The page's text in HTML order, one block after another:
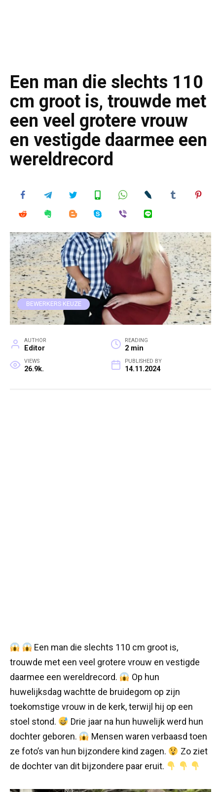
Een man die slechts 110
cm groot is, trouwde met
een veel grotere vrouw
en vestigde daarmee een
wereldrecord
BEWERKERS KEUZE
AUTHOR
Editor
READING
2 min
VIEWS
26.9k.
PUBLISHED BY
14.11.2024
Een man die slechts 110 cm groot is,
trouwde met een veel grotere vrouw en vestigde
daarmee een wereldrecord.
Op hun
huwelijksdag wachtte de bruidegom op zijn
toekomstige vrouw in de kerk, terwijl hij op een
stoel stond.
Drie jaar na hun huwelijk werd hun
dochter geboren.
Mensen waren verbaasd toen
ze foto’s van hun bijzondere kind zagen.
Zo ziet
de dochter van dit bijzondere paar eruit.